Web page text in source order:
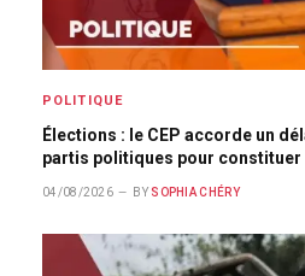
POLITIQUE
Élections : le CEP accorde un
partis politiques pour constituer
04/08/2026 BY SOPHIA CHÉRY